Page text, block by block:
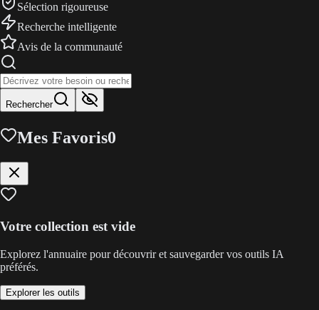
Sélection rigoureuse
Recherche intelligente
Avis de la communauté
Rechercher
Mes Favoris0
Votre collection est vide
Explorez l'annuaire pour découvrir et sauvegarder vos outils IA
préférés.
Explorer les outils